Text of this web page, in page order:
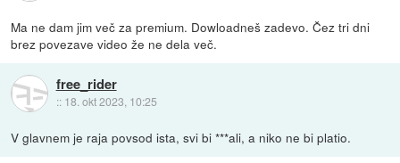
Ma ne dam jim več za premium. Dowloadneš zadevo. Čez tri dni
brez povezave video že ne dela več.
free_rider
:: 18. okt 2023, 10:25
V glavnem je raja povsod ista, svi bi ***ali, a niko ne bi platio.